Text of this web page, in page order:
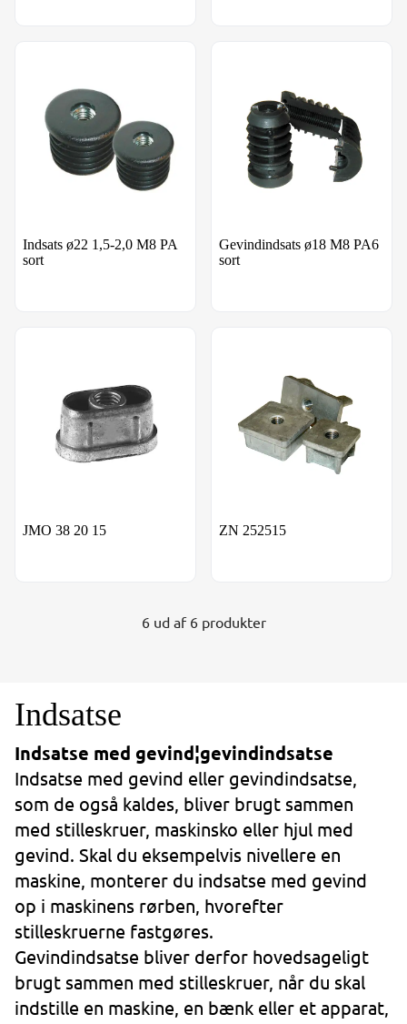
Indsats ø22 1,5-2,0 M8 PA
sort
Gevindindsats ø18 M8 PA6
sort
JMO 38 20 15 ZN 252515
6 ud af 6 produkter
Indsatse
Indsatse med gevind¦gevindindsatse
Indsatse med gevind eller gevindindsatse,
som de også kaldes, bliver brugt sammen
med stilleskruer, maskinsko eller hjul med
gevind. Skal du eksempelvis nivellere en
maskine, monterer du indsatse med gevind
op i maskinens rørben, hvorefter
stilleskruerne fastgøres.
Gevindindsatse bliver derfor hovedsageligt
brugt sammen med stilleskruer, når du skal
indstille en maskine, en bænk eller et apparat,